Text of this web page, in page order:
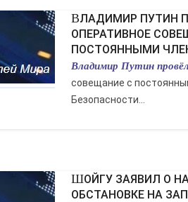
ВЛАДИМИР ПУТИН ПРОВЁЛ
ОПЕРАТИВНОЕ
ПОСТОЯННЫМИ
Владимир Путин
совещание с
Безопасности...
ШОЙГУ ЗАЯВИЛ О НАПРЯЖЕННОЙ
ОБСТАНОВКЕ НА